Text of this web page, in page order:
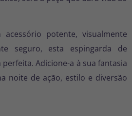
potente, visualmente
seguro, esta espingarda de
Adicione-a à sua fantasia
noite de ação, estilo e diversão